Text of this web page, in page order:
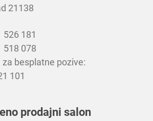
21138
526 181
518 078
za besplatne pozive:
101
prodajni salon